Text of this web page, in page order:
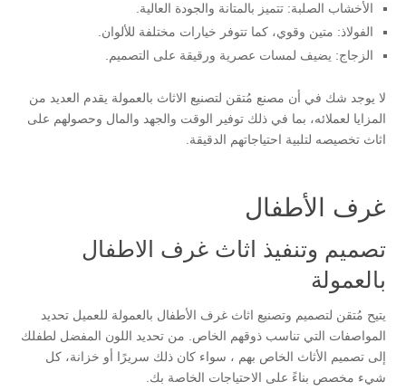
الأخشاب الصلبة: تتميز بالمتانة والجودة العالية.
الفولاذ: متين وقوي، كما تتوفر خيارات مختلفة للألوان.
الزجاج: يضيف لمسات عصرية ورقيقة على التصميم.
لا يوجد شك في أن مصنع مُتقن لتصنيع الاثاث بالعمولة يقدم العديد من
المزايا لعملائه، بما في ذلك توفير الوقت والجهد والمال وحصولهم على
اثاث تخصيصه لتلبية احتياجاتهم الدقيقة.
غرف الأطفال
تصميم وتنفيذ اثاث غرف الاطفال
بالعمولة
يتيح مُتقن لتصميم وتصنيع اثاث غرف الأطفال بالعمولة للعميل تحديد
المواصفات التي تناسب ذوقهم الخاص. من تحديد اللون المفضل لطفلك
إلى تصميم الأثاث الخاص بهم ، سواء كان ذلك سريرًا أو خزانة، كل
شيء مخصص بناءً على الاحتياجات الخاصة بك.